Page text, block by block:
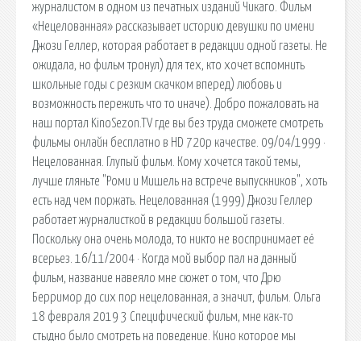
журналистом в одном из печатных изданий Чикаго. Фильм
«Нецелованная» рассказывает историю девушки по имени
Джози Геллер, которая работает в редакции одной газеты. Не
ожидала, но фильм тронул) для тех, кто хочет вспомнить
школьные годы с резким скачком вперед) любовь и
возможность пережить что то иначе). Добро пожаловать на
наш портал KinoSezon.TV где вы без труда сможете смотреть
фильмы онлайн бесплатно в HD 720p качестве. 09/04/1999 ·
Нецелованная. Глупый фильм. Кому хочется такой темы,
лучше гляньте "Роми и Мишель на встрече выпускников", хоть
есть над чем поржать. Нецелованная (1999) Джози Геллер
работает журналисткой в редакции большой газеты.
Поскольку она очень молода, то никто не воспринимает её
всерьез. 16/11/2004 · Когда мой выбор пал на данный
фильм, название навеяло мне сюжет о том, что Дрю
Берримор до сих пор нецелованная, а значит, фильм. Ольга
18 февраля 2019 3 Специфический фильм, мне как-то
стыдно было смотреть на поведение. Кино которое мы